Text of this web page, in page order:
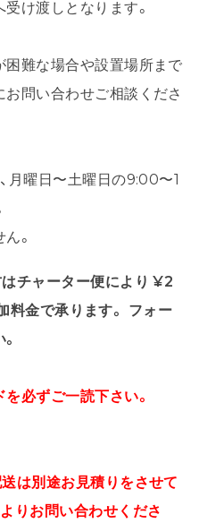
け渡しとなります。
難な場合や設置場所まで
問い合わせご相談くださ
月曜日〜土曜日の9:00〜1
。
チャーター便により ¥2
金で承ります。 フォー
必ずご一読下さい。
は別途お見積りをさせて
りお問い合わせくださ